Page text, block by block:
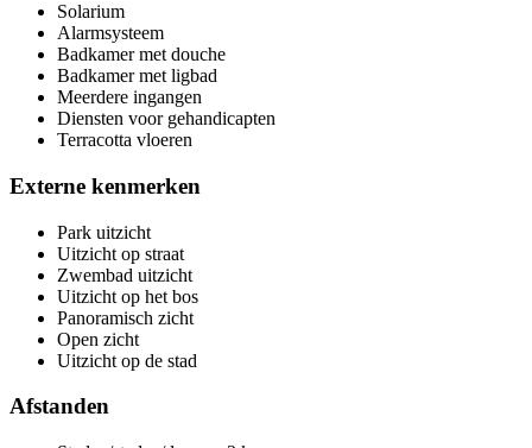
Solarium
Alarmsysteem
Badkamer met douche
Badkamer met ligbad
Meerdere ingangen
Diensten voor gehandicapten
Terracotta vloeren
Externe kenmerken
Park uitzicht
Uitzicht op straat
Zwembad uitzicht
Uitzicht op het bos
Panoramisch zicht
Open zicht
Uitzicht op de stad
Afstanden